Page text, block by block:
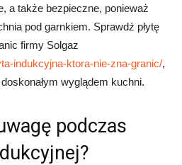
a także bezpieczne, ponieważ
pod garnkiem. Sprawdź płytę
firmy Solgaz
indukcyjna-ktora-nie-zna-granic/,
wyglądem kuchni.
podczas